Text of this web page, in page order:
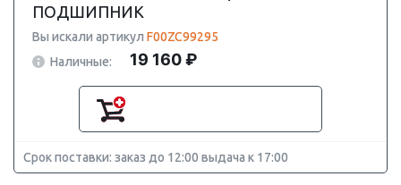
ПОДШИПНИК
Вы искали артикул F00ZC99295
Наличные:
19 160 ₽
Срок поставки: заказ до 12:00 выдача к 17:00